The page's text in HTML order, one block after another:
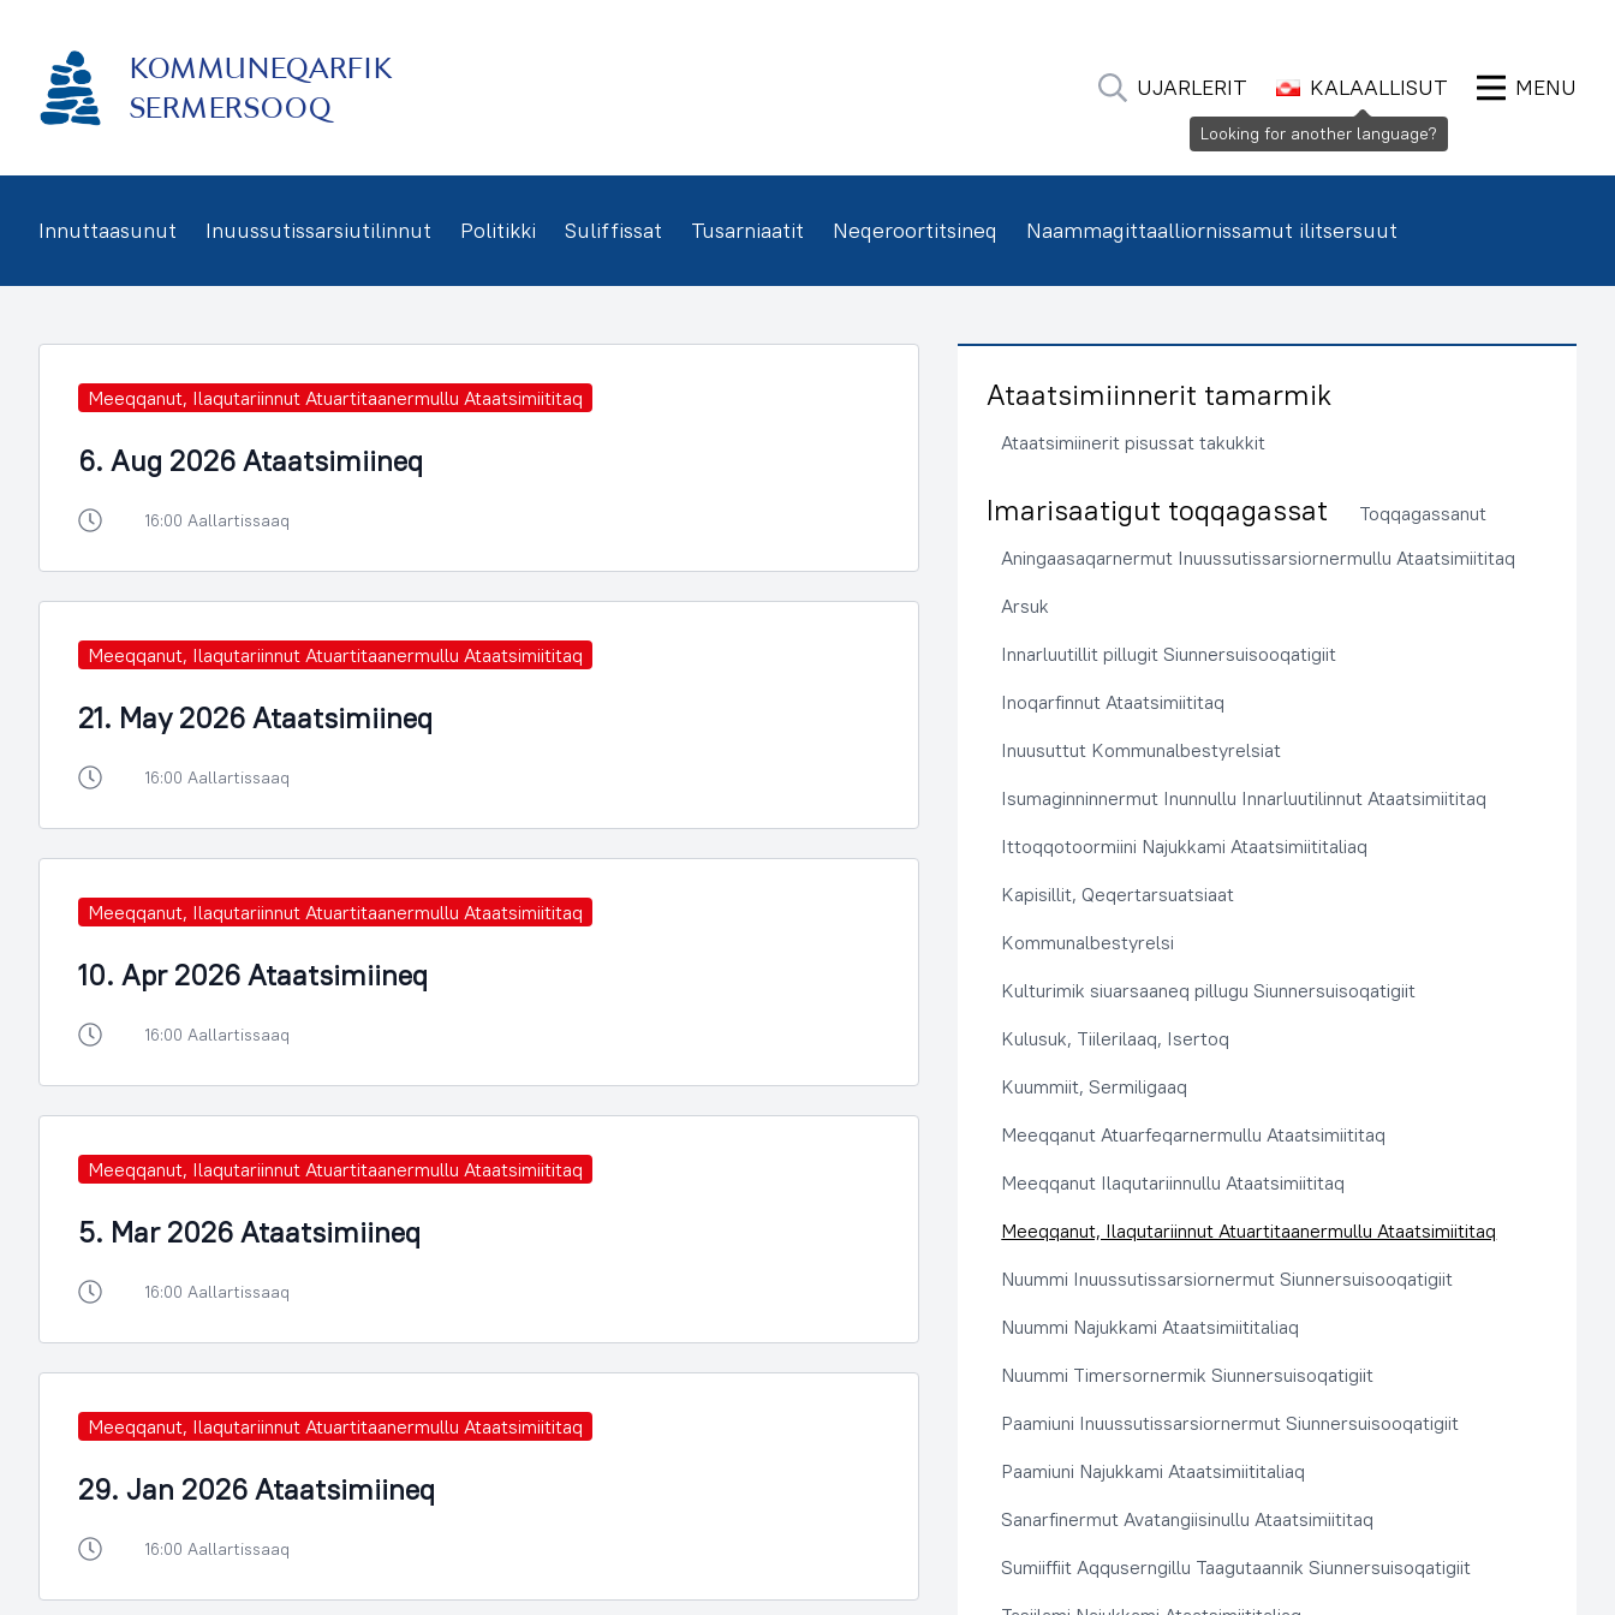
KOMMUNEQARFIK
SERMERSOOQ
UJARLERIT KALAALLISUT MENU
Innuttaasunut Inuussutissarsiutilinnut Politikki Suliffissat Tusarniaatit Neqeroortitsineq Naammagittaalliornissamut ilitsersuut
Meeqqanut, Ilaqutariinnut Atuartitaanermullu Ataatsimiititaq
6. Aug 2026 Ataatsimiineq
16:00 Aallartissaaq
Meeqqanut, Ilaqutariinnut Atuartitaanermullu Ataatsimiititaq
21. May 2026 Ataatsimiineq
16:00 Aallartissaaq
Meeqqanut, Ilaqutariinnut Atuartitaanermullu Ataatsimiititaq
10. Apr 2026 Ataatsimiineq
16:00 Aallartissaaq
Meeqqanut, Ilaqutariinnut Atuartitaanermullu Ataatsimiititaq
5. Mar 2026 Ataatsimiineq
16:00 Aallartissaaq
Meeqqanut, Ilaqutariinnut Atuartitaanermullu Ataatsimiititaq
29. Jan 2026 Ataatsimiineq
16:00 Aallartissaaq
Ataatsimiinnerit tamarmik
Ataatsimiinerit pisussat takukkit
Imarisaatigut toqqagassat
Toqqagassanut
Aningaasaqarnermut Inuussutissarsiornermullu Ataatsimiititaq
Arsuk
Innarluutillit pillugit Siunnersuisooqatigiit
Inoqarfinnut Ataatsimiititaq
Inuusuttut Kommunalbestyrelsiat
Isumaginninnermut Inunnullu Innarluutilinnut Ataatsimiititaq
Ittoqqotoormiini Najukkami Ataatsimiititaliaq
Kapisillit, Qeqertarsuatsiaat
Kommunalbestyrelsi
Kulturimik siuarsaaneq pillugu Siunnersuisoqatigiit
Kulusuk, Tiilerilaaq, Isertoq
Kuummiit, Sermiligaaq
Meeqqanut Atuarfeqarnermullu Ataatsimiititaq
Meeqqanut Ilaqutariinnullu Ataatsimiititaq
Meeqqanut, Ilaqutariinnut Atuartitaanermullu Ataatsimiititaq
Nuummi Inuussutissarsiornermut Siunnersuisooqatigiit
Nuummi Najukkami Ataatsimiititaliaq
Nuummi Timersornermik Siunnersuisoqatigiit
Paamiuni Inuussutissarsiornermut Siunnersuisooqatigiit
Paamiuni Najukkami Ataatsimiititaliaq
Sanarfinermut Avatangiisinullu Ataatsimiititaq
Sumiiffiit Aqquserngillu Taagutaannik Siunnersuisoqatigiit
Looking for another language?